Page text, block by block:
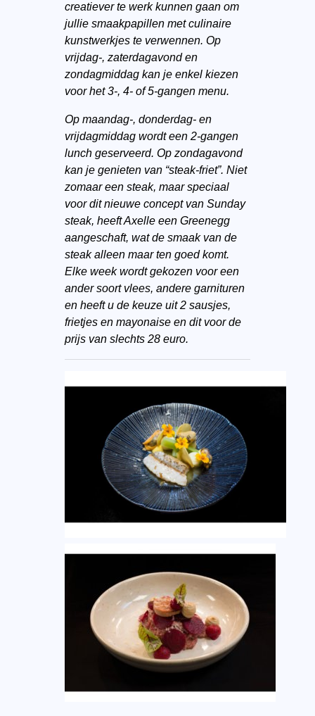
creatiever te werk kunnen gaan om
jullie smaakpapillen met culinaire
kunstwerkjes te verwennen. Op
vrijdag-, zaterdagavond en
zondagmiddag kan je enkel kiezen
voor het 3-, 4- of 5-gangen menu.
Op maandag-, donderdag- en
vrijdagmiddag wordt een 2-gangen
lunch geserveerd. Op zondagavond
kan je genieten van “steak-friet”. Niet
zomaar een steak, maar speciaal
voor dit nieuwe concept van Sunday
steak, heeft Axelle een Greenegg
aangeschaft, wat de smaak van de
steak alleen maar ten goed komt.
Elke week wordt gekozen voor een
ander soort vlees, andere garnituren
en heeft u de keuze uit 2 sausjes,
frietjes en mayonaise en dit voor de
prijs van slechts 28 euro.